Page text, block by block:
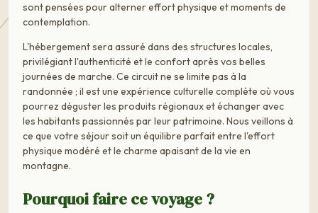
sont pensées pour alterner effort physique et moments de
contemplation.
L'hébergement sera assuré dans des structures locales,
privilégiant l'authenticité et le confort après vos belles
journées de marche. Ce circuit ne se limite pas à la
randonnée ; il est une expérience culturelle complète où vous
pourrez déguster les produits régionaux et échanger avec
les habitants passionnés par leur patrimoine. Nous veillons à
ce que votre séjour soit un équilibre parfait entre l'effort
physique modéré et le charme apaisant de la vie en
montagne.
Pourquoi faire ce voyage ?